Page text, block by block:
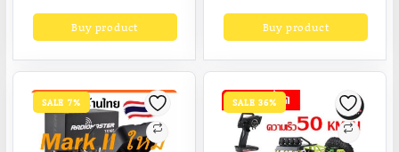
พร้อมตัวส่งสัญญาณ
บังคับ รถของเล่น ของ
เล่นเด็ก ชาย [พร้อมสต็
อก]
was:
฿2,769.00.
is:
฿2,130.00.Buy product
เพลิง หมอ เชฟ อวกาศ
ชุด ครบ! พร้อมสวม
บทบาท อาชีพในฝัน ซัก
เครื่องได้ จาก USA
คุณภาพดี
was:
฿2,195.00.
is:
฿2,019.00.Buy product
SALE 7% SALE 36%